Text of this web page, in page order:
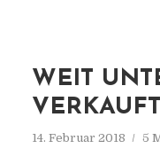
WEIT
VERKAUFT
14. Februar 2018 5